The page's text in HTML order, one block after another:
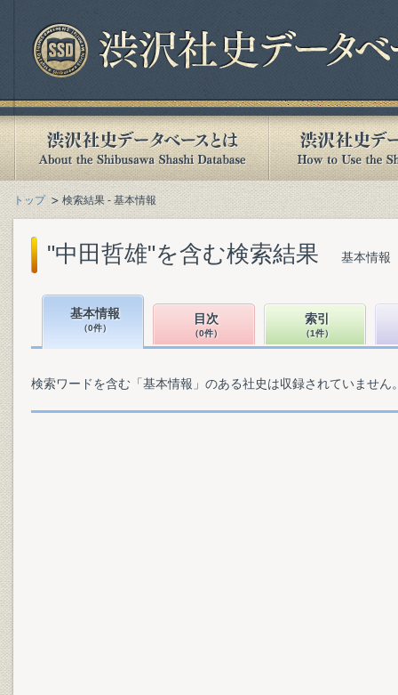
トップ 検索結果 - 基本情報
"中田哲雄"を含む検索結果 基本情報
基本情報
（0件）
目次
（0件）
索引
（1件）
検索ワードを含む「基本情報」のある社史は収録されていません